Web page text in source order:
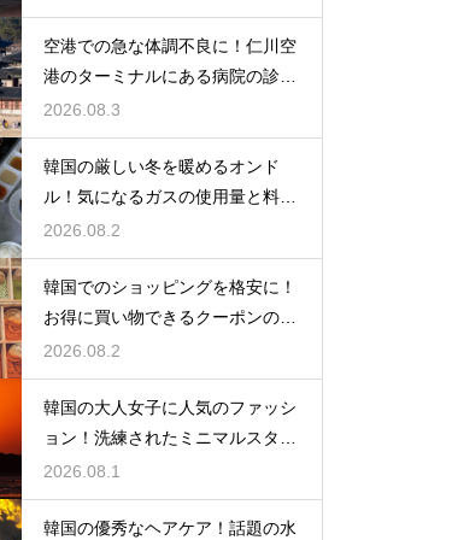
空港での急な体調不良に！仁川空
港のターミナルにある病院の診療
時間
2026.08.3
韓国の厳しい冬を暖めるオンド
ル！気になるガスの使用量と料金
の目安
2026.08.2
韓国でのショッピングを格安に！
お得に買い物できるクーポンの賢
い探し方
2026.08.2
韓国の大人女子に人気のファッシ
ョン！洗練されたミニマルスタイ
ルの特徴
2026.08.1
韓国の優秀なヘアケア！話題の水